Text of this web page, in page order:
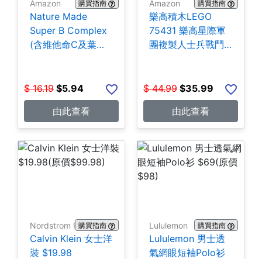
Amazon 購買指南
Nature Made
Super B Complex
(含維他命C及葉酸)
$ 16.19 $5.94
由此查看
Amazon 購買指南
樂高積木LEGO
75431 樂高星際軍
團複製人士兵戰鬥
$ 44.99 $35.99
由此查看
Nordstrom Rack購買指南
Calvin Klein 女士洋
裝 $19.98
Lululemon 購買指南
Lululemon 男士透
氣網眼短袖Polo衫